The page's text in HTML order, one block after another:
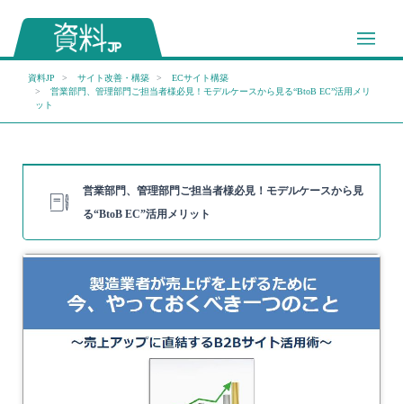
資料JP サイト改善・構築
ECサイト構築
営業部門、管理部門ご担当者様必見！モデルケースから見る“BtoB EC”活用メリ
ット
営業部門、管理部門ご担当者様必見！モデルケースから見
る“BtoB EC”活用メリット